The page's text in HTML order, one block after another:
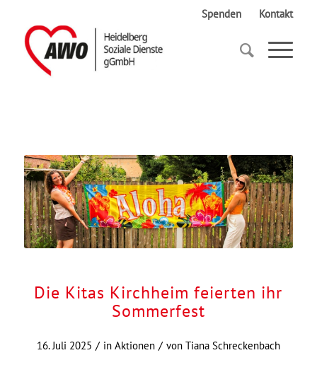
Spenden Kontakt
Startseite Die Kitas Kirchheim feierten ihr Sommerfest
Die Kitas Kirchheim feierten ihr
Sommerfest
16. Juli 2025 / in Aktionen / von Tiana Schreckenbach